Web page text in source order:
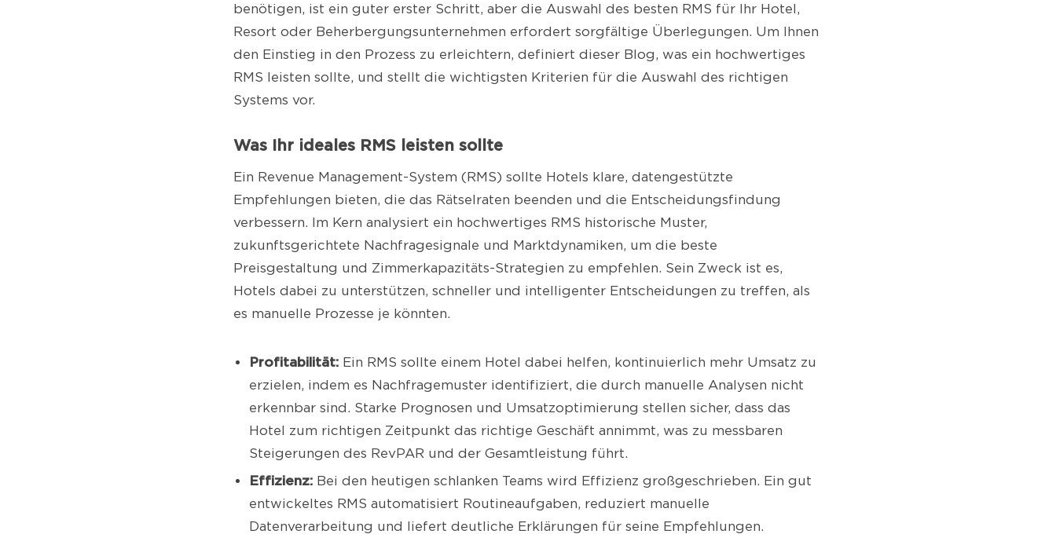
benötigen, ist ein guter erster Schritt, aber die Auswahl des besten RMS für Ihr Hotel,
Resort oder Beherbergungsunternehmen erfordert sorgfältige Überlegungen. Um Ihnen
den Einstieg in den Prozess zu erleichtern, definiert dieser Blog, was ein hochwertiges
RMS leisten sollte, und stellt die wichtigsten Kriterien für die Auswahl des richtigen
Systems vor.
Was Ihr ideales RMS leisten sollte
Ein Revenue Management-System (RMS) sollte Hotels klare, datengestützte
Empfehlungen bieten, die das Rätselraten beenden und die Entscheidungsfindung
verbessern. Im Kern analysiert ein hochwertiges RMS historische Muster,
zukunftsgerichtete Nachfragesignale und Marktdynamiken, um die beste
Preisgestaltung und Zimmerkapazitäts-Strategien zu empfehlen. Sein Zweck ist es,
Hotels dabei zu unterstützen, schneller und intelligenter Entscheidungen zu treffen, als
es manuelle Prozesse je könnten.
Profitabilität: Ein RMS sollte einem Hotel dabei helfen, kontinuierlich mehr Umsatz zu
erzielen, indem es Nachfragemuster identifiziert, die durch manuelle Analysen nicht
erkennbar sind. Starke Prognosen und Umsatzoptimierung stellen sicher, dass das
Hotel zum richtigen Zeitpunkt das richtige Geschäft annimmt, was zu messbaren
Steigerungen des RevPAR und der Gesamtleistung führt.
Effizienz: Bei den heutigen schlanken Teams wird Effizienz großgeschrieben. Ein gut
entwickeltes RMS automatisiert Routineaufgaben, reduziert manuelle
Datenverarbeitung und liefert deutliche Erklärungen für seine Empfehlungen.